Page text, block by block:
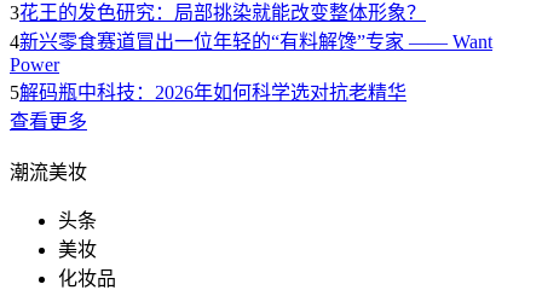
3花王的发色研究：局部挑染就能改变整体形象？
4新兴零食赛道冒出一位年轻的“有料解馋”专家 —— Want
Power
5解码瓶中科技：2026年如何科学选对抗老精华
查看更多
潮流美妆
头条
美妆
化妆品